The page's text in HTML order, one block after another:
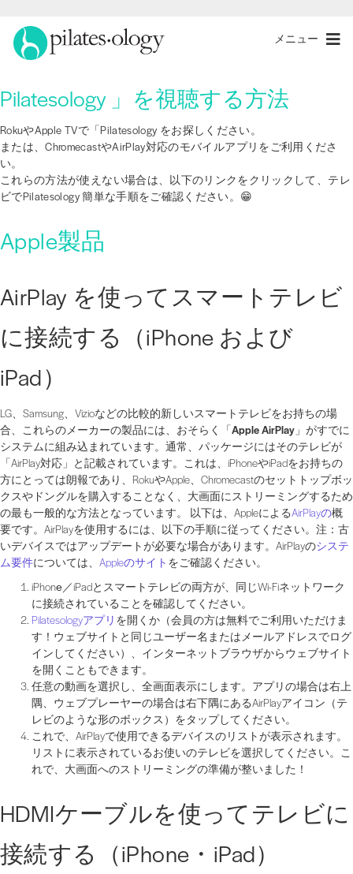
メニュー
Pilatesology 」を視聴する方法
RokuやApple TVで「Pilatesology をお探しください。
または、ChromecastやAirPlay対応のモバイルアプリをご利用くださ
い。
これらの方法が使えない場合は、以下のリンクをクリックして、テレ
ビでPilatesology 簡単な手順をご確認ください。😁
Apple製品
AirPlay を使ってスマートテレビ
に接続する（iPhone および
iPad）
LG、Samsung、Vizioなどの比較的新しいスマートテレビをお持ちの場
合、これらのメーカーの製品には、おそらく
「Apple AirPlay」がすでに
システムに組み込まれています。通常、パッケージにはそのテレビが
「AirPlay対応」と記載されています。これは、iPhoneやiPadをお持ちの
方にとっては朗報であり、RokuやApple、Chromecastのセットトップボッ
クスやドングルを購入することなく、大画面にストリーミングするため
の最も一般的な方法となっています。 以下は、AppleによるAirPlayの概
要です。AirPlayを使用するには、以下の手順に従ってください。注：古
いデバイスではアップデートが必要な場合があります。AirPlayのシステ
ム要件については、 Appleのサイト をご確認ください。
iPhone／iPadとスマートテレビの両方が、同じWi-Fiネットワーク
に接続されていることを確認してください。
Pilatesologyアプリ を開くか（会員の方は無料でご利用いただけま
す！ウェブサイトと同じユーザー名またはメールアドレスでログ
インしてください）、インターネットブラウザからウェブサイト
を開くこともできます。
任意の動画を選択し、全画面表示にします。アプリの場合は右上
隅、ウェブプレーヤーの場合は右下隅にあるAirPlayアイコン（テ
レビのような形のボックス）をタップしてください。
これで、AirPlayで使用できるデバイスのリストが表示されます。
リストに表示されているお使いのテレビを選択してください。こ
れで、大画面へのストリーミングの準備が整いました！
HDMIケーブルを使ってテレビに
接続する（iPhone・iPad）